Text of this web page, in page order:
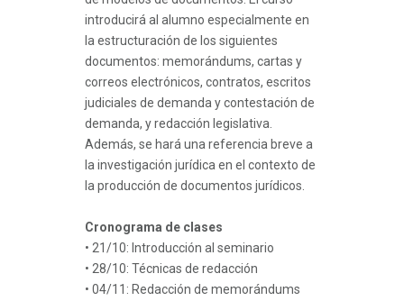
introducirá al alumno especialmente en
la estructuración de los siguientes
documentos: memorándums, cartas y
correos electrónicos, contratos, escritos
judiciales de demanda y contestación de
demanda, y redacción legislativa.
Además, se hará una referencia breve a
la investigación jurídica en el contexto de
la producción de documentos jurídicos.
Cronograma de clases
• 21/10: Introducción al seminario
• 28/10: Técnicas de redacción
• 04/11: Redacción de memorándums